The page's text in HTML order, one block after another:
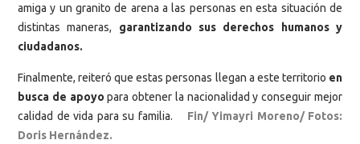
amiga y un granito de arena a las personas en esta situación de
distintas maneras, garantizando sus derechos humanos y
ciudadanos.
Finalmente, reiteró que estas personas llegan a este territorio en
busca de apoyo para obtener la nacionalidad y conseguir mejor
calidad de vida para su familia.
Fin/ Yimayri Moreno/ Fotos:
Doris Hernández.